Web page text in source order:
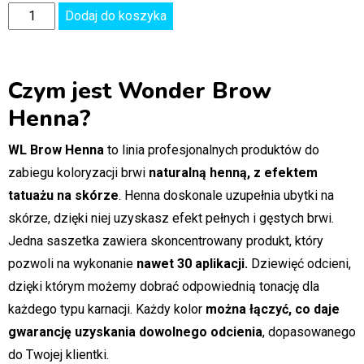
Dodaj do koszyka
Czym jest Wonder Brow
Henna?
WL Brow Henna to linia profesjonalnych produktów do
zabiegu koloryzacji brwi naturalną henną, z efektem
tatuażu na skórze. Henna doskonale uzupełnia ubytki na
skórze, dzięki niej uzyskasz efekt pełnych i gęstych brwi.
Jedna saszetka zawiera skoncentrowany produkt, który
pozwoli na wykonanie nawet 30 aplikacji. Dziewięć odcieni,
dzięki którym możemy dobrać odpowiednią tonację dla
każdego typu karnacji. Każdy kolor można łączyć, co daje
gwarancję uzyskania dowolnego odcienia, dopasowanego
do Twojej klientki.